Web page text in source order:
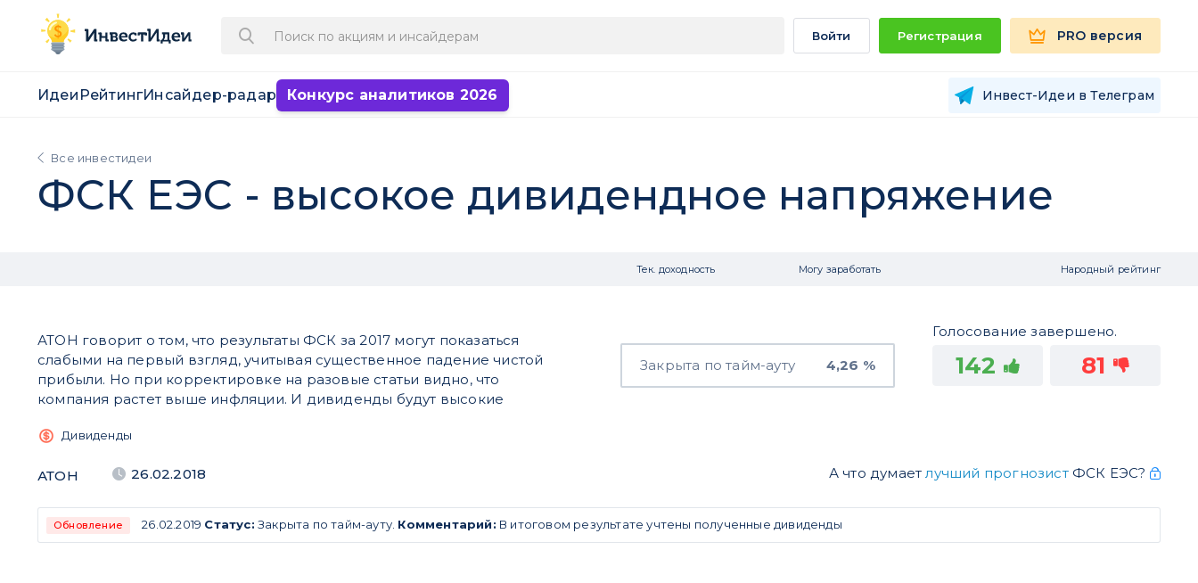
Войти Регистрация PRO версия
Идеи РейтингИнсайдер-радар Конкурс аналитиков 2026 Инвест-Идеи в Телеграм
Все инвестидеи
ФСК ЕЭС - высокое дивидендное напряжение
Тек. доходность Могу заработать Народный рейтинг
АТОН говорит о том, что результаты ФСК за 2017 могут показаться
слабыми на первый взгляд, учитывая существенное падение чистой
прибыли. Но при корректировке на разовые статьи видно, что
компания растет выше инфляции. И дивиденды будут высокие
Закрыта по тайм-ауту 4,26 %
Голосование завершено.
142 81
Дивиденды
АТОН 26.02.2018 А что думает лучший прогнозистФСК ЕЭС?
Обновление 26.02.2019 Статус: Закрыта по тайм-ауту. Комментарий: В итоговом результате учтены полученные дивиденды